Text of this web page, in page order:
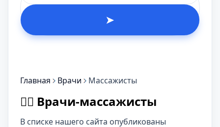
➤
Главная Врачи Массажисты
👨‍⚕️ Врачи-массажисты
В списке нашего сайта опубликованы